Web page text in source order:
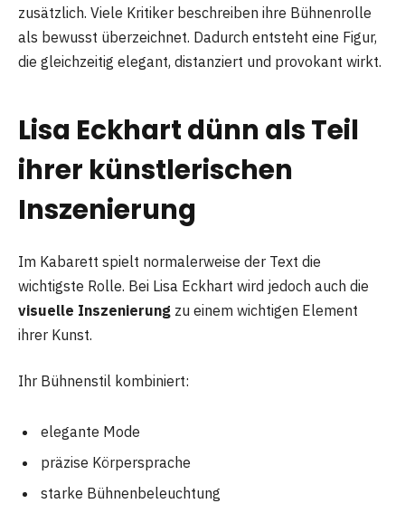
zusätzlich. Viele Kritiker beschreiben ihre Bühnenrolle
als bewusst überzeichnet. Dadurch entsteht eine Figur,
die gleichzeitig elegant, distanziert und provokant wirkt.
Lisa Eckhart dünn als Teil
ihrer künstlerischen
Inszenierung
Im Kabarett spielt normalerweise der Text die
wichtigste Rolle. Bei Lisa Eckhart wird jedoch auch die
visuelle Inszenierung zu einem wichtigen Element
ihrer Kunst.
Ihr Bühnenstil kombiniert:
elegante Mode
präzise Körpersprache
starke Bühnenbeleuchtung